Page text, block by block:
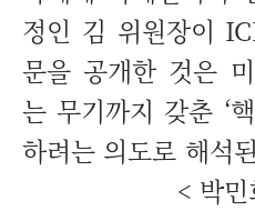
정인 김 위원장이
문을 공개한 것은
는 무기까지 갖춘 ‘
하려는 의도
< 박민희